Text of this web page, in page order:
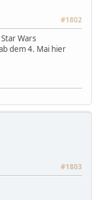
#1802
Wars
dem 4. Mai hier
#1803